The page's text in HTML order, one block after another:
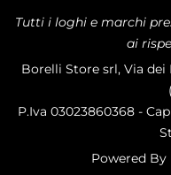
Tutti i loghi e marchi
ai
Borelli Store srl, Via
P.Iva 03023860368 -
Powered By